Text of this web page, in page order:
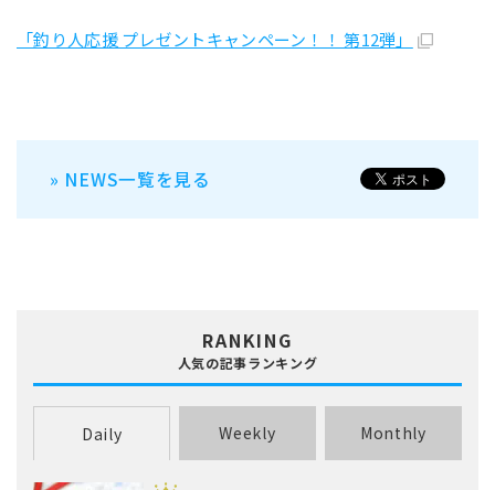
「釣り人応援 プレゼントキャンペーン！！ 第12弾」
» NEWS一覧を見る
RANKING
人気の記事ランキング
Daily Weekly Monthly